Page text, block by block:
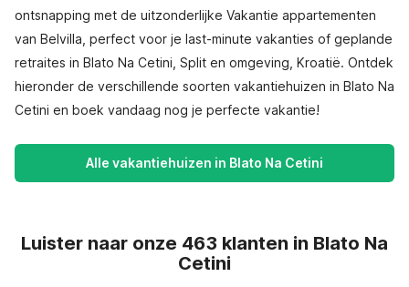
ontsnapping met de uitzonderlijke Vakantie appartementen
van Belvilla, perfect voor je last-minute vakanties of geplande
retraites in Blato Na Cetini, Split en omgeving, Kroatië. Ontdek
hieronder de verschillende soorten vakantiehuizen in Blato Na
Cetini en boek vandaag nog je perfecte vakantie!
Alle vakantiehuizen in Blato Na Cetini
Luister naar onze 463 klanten in Blato Na
Cetini